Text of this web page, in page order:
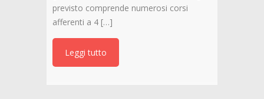
previsto comprende numerosi corsi
afferenti a 4 […]
Leggi tutto